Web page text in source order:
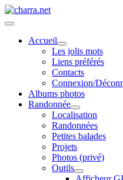
Accueil
Les jolis mots
Liens préférés
Contacts
Connexion/
Albums photos
Randonnée
Localisation
Randonnées
Petites balades
Projets
Photos (privé)
Outils